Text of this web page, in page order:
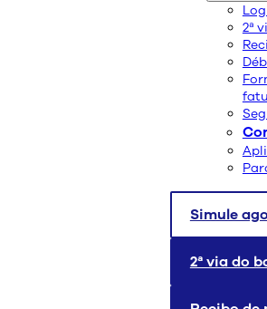
2ª
Simule
2ª via do
A administradora de benefícios é
saúde que mais capacitou e que
aprovados nos cursos da
geral, a empresa ocupa o 4º lugar
A Qualicorp, administradora de
coletivos, obteve desempenho de